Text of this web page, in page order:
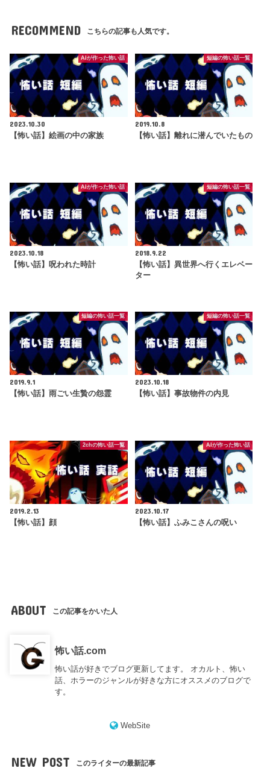
RECOMMEND こちらの記事も人気です。
AIが作った怖い話
2023.10.30
【怖い話】絵画の中の家族
短編の怖い話一覧
2019.10.8
【怖い話】離れに潜んでいたもの
AIが作った怖い話
2023.10.18
【怖い話】呪われた時計
短編の怖い話一覧
2018.9.22
【怖い話】異世界へ行くエレベー
ター
短編の怖い話一覧
2019.9.1
【怖い話】雨ごい生贄の怨霊
短編の怖い話一覧
2023.10.18
【怖い話】事故物件の内見
2chの怖い話一覧
2019.2.13
【怖い話】顔
AIが作った怖い話
2023.10.17
【怖い話】ふみこさんの呪い
ABOUT この記事をかいた人
怖い話.com
怖い話が好きでブログ更新してます。 オカルト、怖い
話、ホラーのジャンルが好きな方にオススメのブログで
す。
WebSite
NEW POST このライターの最新記事